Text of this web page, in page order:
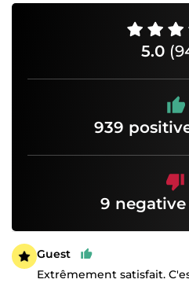
5.0
939
9
Guest
Extrêmement satisfait.